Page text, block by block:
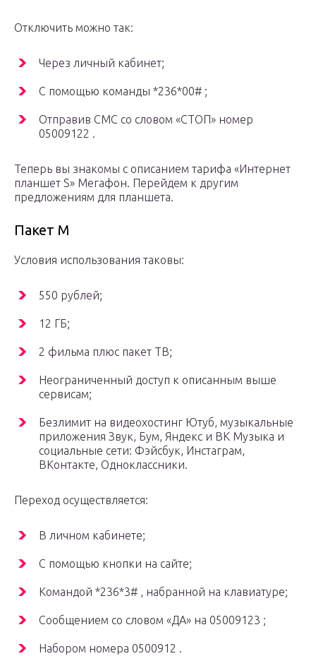
Отключить можно так:
Через личный кабинет;
С помощью команды *236*00# ;
Отправив СМС со словом «СТОП» номер
05009122 .
Теперь вы знакомы с описанием тарифа «Интернет
планшет S» Мегафон. Перейдем к другим
предложениям для планшета.
Пакет M
Условия использования таковы:
550 рублей;
12 ГБ;
2 фильма плюс пакет ТВ;
Неограниченный доступ к описанным выше
сервисам;
Безлимит на видеохостинг Ютуб, музыкальные
приложения Звук, Бум, Яндекс и ВК Музыка и
социальные сети: Фэйсбук, Инстаграм,
ВКонтакте, Одноклассники.
Переход осуществляется:
В личном кабинете;
С помощью кнопки на сайте;
Командой *236*3# , набранной на клавиатуре;
Сообщением со словом «ДА» на 05009123 ;
Набором номера 0500912 .